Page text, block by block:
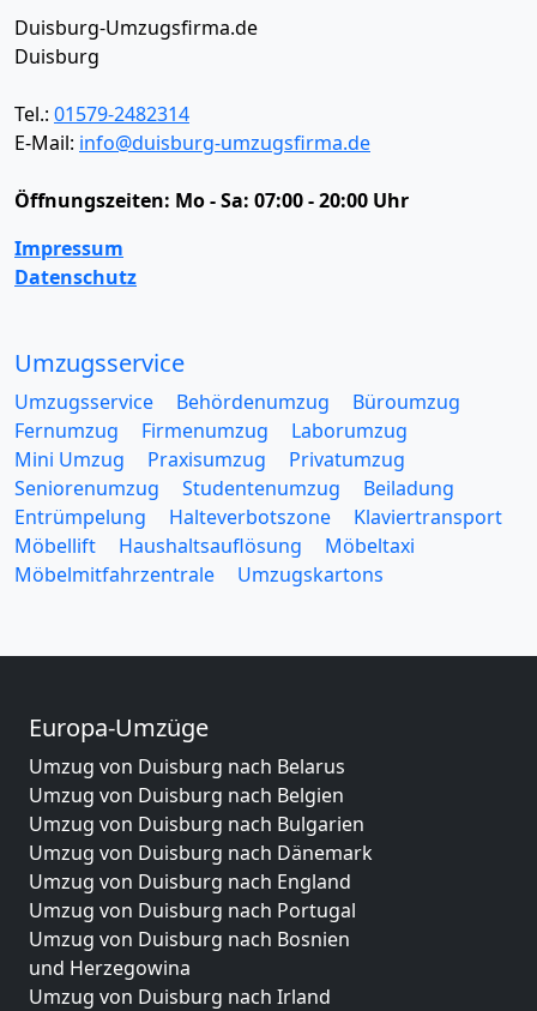
Duisburg-Umzugsfirma.de
Duisburg
Tel.: 01579-2482314
E-Mail: info@duisburg-umzugsfirma.de
Öffnungszeiten: Mo - Sa: 07:00 - 20:00 Uhr
Impressum
Datenschutz
Umzugsservice
Umzugsservice Behördenumzug
Büroumzug
Fernumzug
Firmenumzug
Laborumzug
Mini Umzug
Praxisumzug
Privatumzug
Seniorenumzug
Studentenumzug
Beiladung
Entrümpelung
Halteverbotszone
Klaviertransport
Möbellift
Haushaltsauflösung
Möbeltaxi
Möbelmitfahrzentrale
Umzugskartons
Europa-Umzüge
Umzug von Duisburg nach Belarus
Umzug von Duisburg nach Belgien
Umzug von Duisburg nach Bulgarien
Umzug von Duisburg nach Dänemark
Umzug von Duisburg nach England
Umzug von Duisburg nach Portugal
Umzug von Duisburg nach Bosnien
und Herzegowina
Umzug von Duisburg nach Irland